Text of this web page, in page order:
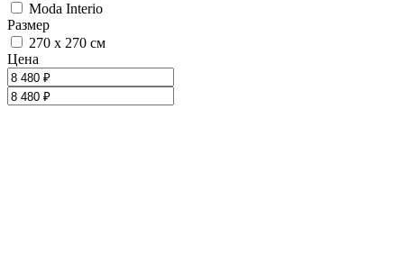
Moda Interio
Размер
270 х 270 см
Цена